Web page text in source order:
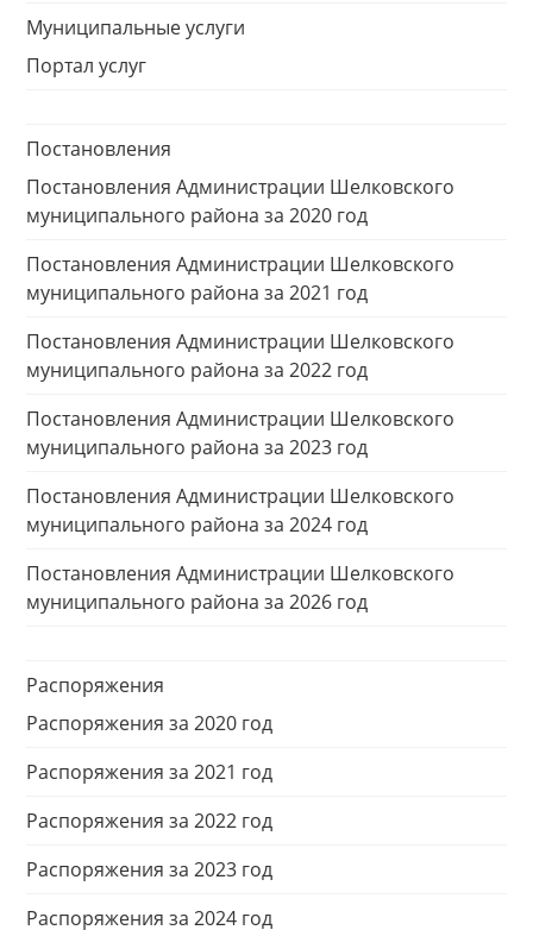
Муниципальные услуги
Портал услуг
Постановления
Постановления Администрации Шелковского
муниципального района за 2020 год
Постановления Администрации Шелковского
муниципального района за 2021 год
Постановления Администрации Шелковского
муниципального района за 2022 год
Постановления Администрации Шелковского
муниципального района за 2023 год
Постановления Администрации Шелковского
муниципального района за 2024 год
Постановления Администрации Шелковского
муниципального района за 2026 год
Распоряжения
Распоряжения за 2020 год
Распоряжения за 2021 год
Распоряжения за 2022 год
Распоряжения за 2023 год
Распоряжения за 2024 год